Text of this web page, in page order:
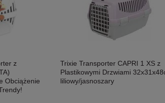
z
Obciążenie
Trixie Transporter CAPRI 1 XS z
Plastikowymi Drzwiami
liliowy/jasnoszary